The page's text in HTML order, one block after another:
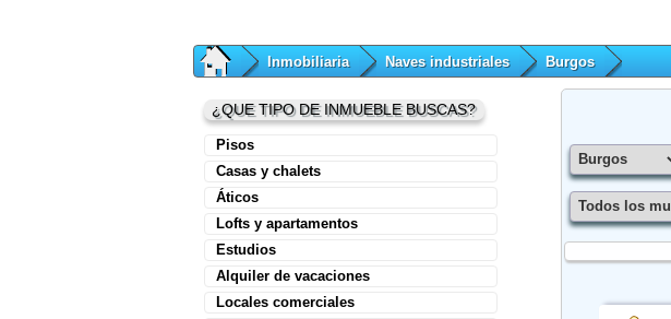
Inmobiliaria Naves industriales Burgos
¿QUE TIPO DE INMUEBLE BUSCAS?
Pisos
Casas y chalets
Áticos
Lofts y apartamentos
Estudios
Alquiler de vacaciones
Locales comerciales